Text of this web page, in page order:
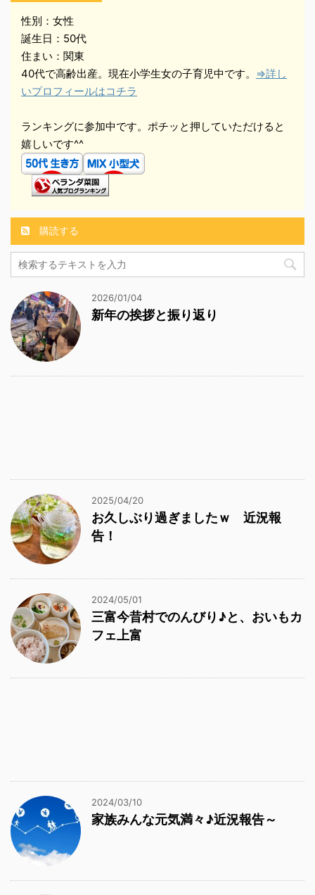
性別：女性
誕生日：50代
住まい：関東
40代で高齢出産。現在小学生女の子育児中です。 ⇒詳し
いプロフィールはコチラ
ランキングに参加中です。ポチッと押していただけると
嬉しいです^^
購読する
2026/01/04
新年の挨拶と振り返り
2025/04/20
お久しぶり過ぎましたｗ 近況報
告！
2024/05/01
三富今昔村でのんびり♪と、おいもカ
フェ上富
2024/03/10
家族みんな元気満々♪近況報告～